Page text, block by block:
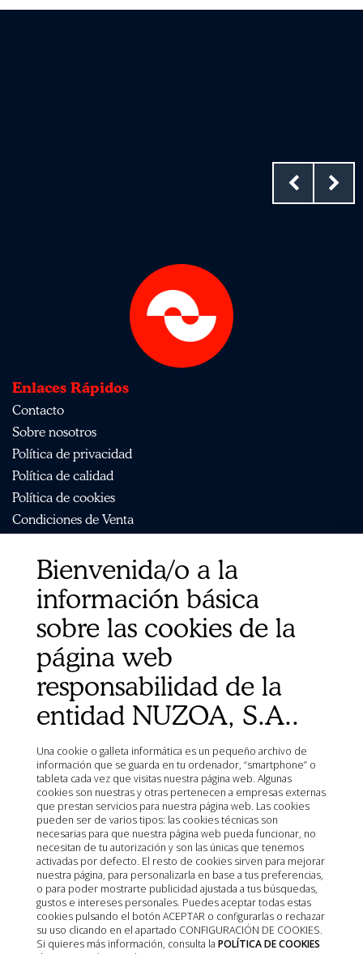
Enlaces Rápidos
Contacto
Sobre nosotros
Política de privacidad
Política de calidad
Política de cookies
Condiciones de Venta
Mapa del sitio
Organismos
Ambiente (MAPA)
Sanitarios (AEMPS)
veterinarios CIMAVET
Bienvenida/o a la
información básica
sobre las cookies de la
página web
responsabilidad de la
entidad NUZOA, S.A..
Una cookie o galleta informática es un pequeño archivo de
información que se guarda en tu ordenador, “smartphone” o
tableta cada vez que visitas nuestra página web. Algunas
cookies son nuestras y otras pertenecen a empresas externas
que prestan servicios para nuestra página web. Las cookies
pueden ser de varios tipos: las cookies técnicas son
necesarias para que nuestra página web pueda funcionar, no
necesitan de tu autorización y son las únicas que tenemos
activadas por defecto. El resto de cookies sirven para mejorar
nuestra página, para personalizarla en base a tus preferencias,
o para poder mostrarte publicidad ajustada a tus búsquedas,
gustos e intereses personales. Puedes aceptar todas estas
cookies pulsando el botón ACEPTAR o configurarlas o rechazar
su uso clicando en el apartado CONFIGURACIÓN DE COOKIES.
Si quieres más información, consulta la POLÍTICA DE COOKIES